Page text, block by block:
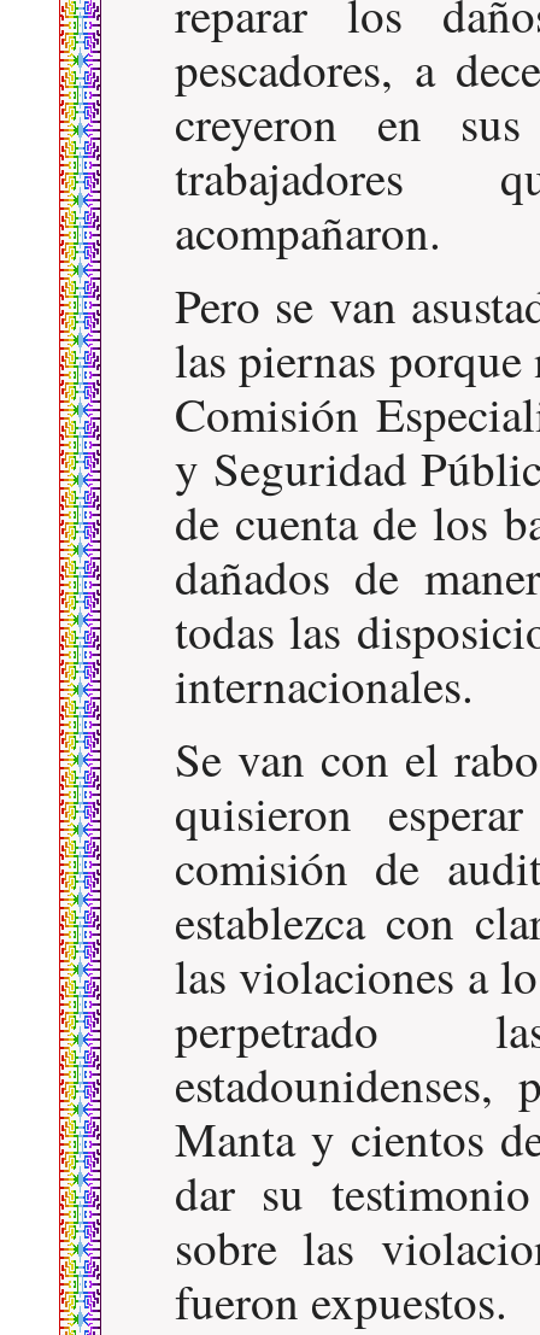
reparar los
pescadores, a
creyeron en
trabajadores
acompañaron.
Pero se van
las piernas
Comisión
y Seguridad
de cuenta de los
dañados de
todas las
internacionales.
Se van con el
quisieron
comisión de
establezca con
las violaciones a
perpetrado
Manta y cientos
dar su
sobre las
fueron expuestos.